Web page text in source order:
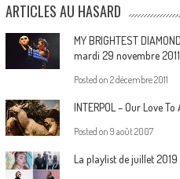
ARTICLES AU HASARD
MY BRIGHTEST
mardi 29 novembre 2011
Posted on 2 décembre 2011
INTERPOL – Our Love
Posted on 9 août 2007
La playlist de juillet 2019